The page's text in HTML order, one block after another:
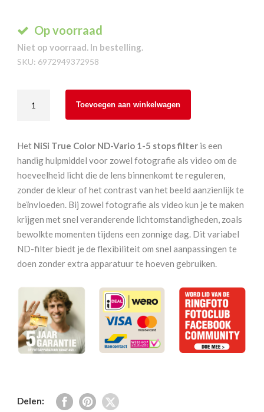
Op voorraad
Niet op voorraad. In bestelling.
SKU: 6972949372958
True
ND
Vario
1-
stops
95
mm
aantal
Toevoegen aan winkelwagen
Het NiSi True Color ND-Vario 1-5 stops filter is een
handig hulpmiddel voor zowel fotografie als video om de
hoeveelheid licht die de lens binnenkomt te reguleren,
zonder de kleur of het contrast van het beeld aanzienlijk te
beïnvloeden. Bij zowel fotografie als video kun je te maken
krijgen met snel veranderende lichtomstandigheden, zoals
bewolkte momenten tijdens een zonnige dag. Dit variabel
ND-filter biedt je de flexibiliteit om snel aanpassingen te
doen zonder extra apparatuur te hoeven gebruiken.
Delen: